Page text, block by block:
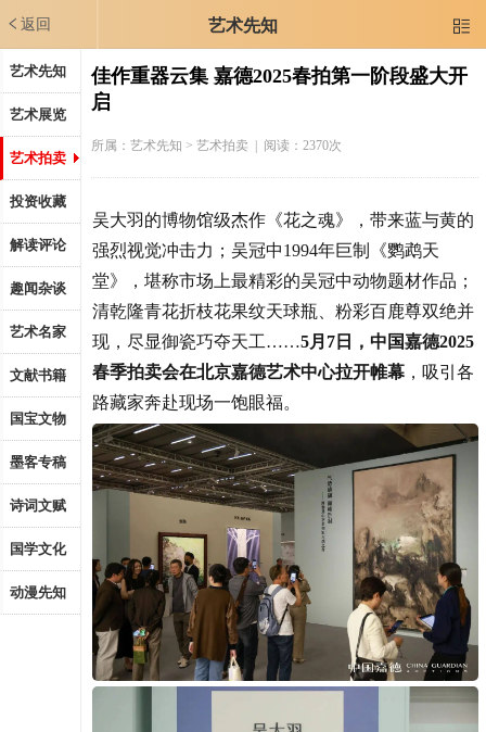
返回 艺术先知 
艺术先知
艺术展览
艺术拍卖
投资收藏
解读评论
趣闻杂谈
艺术名家
文献书籍
国宝文物
墨客专稿
诗词文赋
国学文化
动漫先知
佳作重器云集 嘉德2025春拍第一阶段盛大开
启
所属：艺术先知 > 艺术拍卖 | 阅读：2370次
吴大羽的博物馆级杰作《花之魂》，带来蓝与黄的
强烈视觉冲击力；吴冠中1994年巨制《鹦鹉天
堂》，堪称市场上最精彩的吴冠中动物题材作品；
清乾隆青花折枝花果纹天球瓶、粉彩百鹿尊双绝并
现，尽显御瓷巧夺天工……5月7日，中国嘉德2025
春季拍卖会在北京嘉德艺术中心拉开帷幕，吸引各
路藏家奔赴现场一饱眼福。